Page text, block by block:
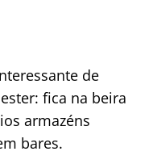
de
fica na beira
armazéns
bares.